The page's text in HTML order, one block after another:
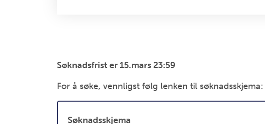
Søknadsfrist er 15.mars 23:59
For å søke, vennligst følg lenken til søknadsskjema:
Søknadsskjema